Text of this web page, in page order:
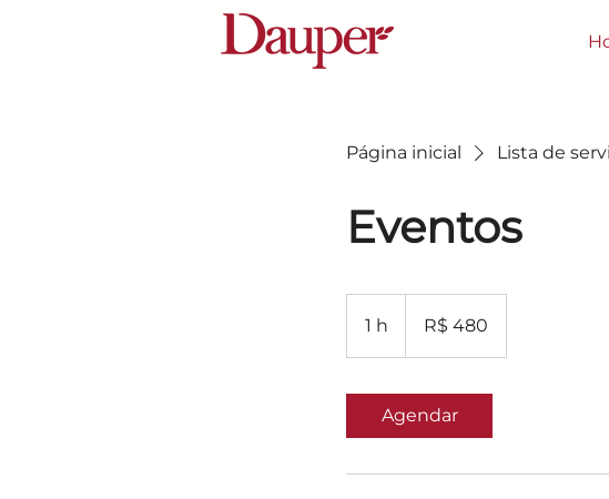
Página inicial Lista de
Eventos
1 h
brasileiros
R$ 480
Agendar